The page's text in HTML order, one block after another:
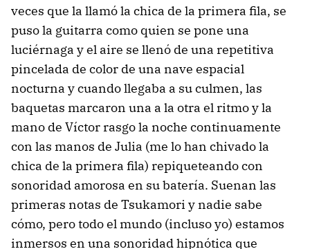
veces que la llamó la chica de la primera fila, se
puso la guitarra como quien se pone una
luciérnaga y el aire se llenó de una repetitiva
pincelada de color de una nave espacial
nocturna y cuando llegaba a su culmen, las
baquetas marcaron una a la otra el ritmo y la
mano de Víctor rasgo la noche continuamente
con las manos de Julia (me lo han chivado la
chica de la primera fila) repiqueteando con
sonoridad amorosa en su batería. Suenan las
primeras notas de Tsukamori y nadie sabe
cómo, pero todo el mundo (incluso yo) estamos
inmersos en una sonoridad hipnótica que